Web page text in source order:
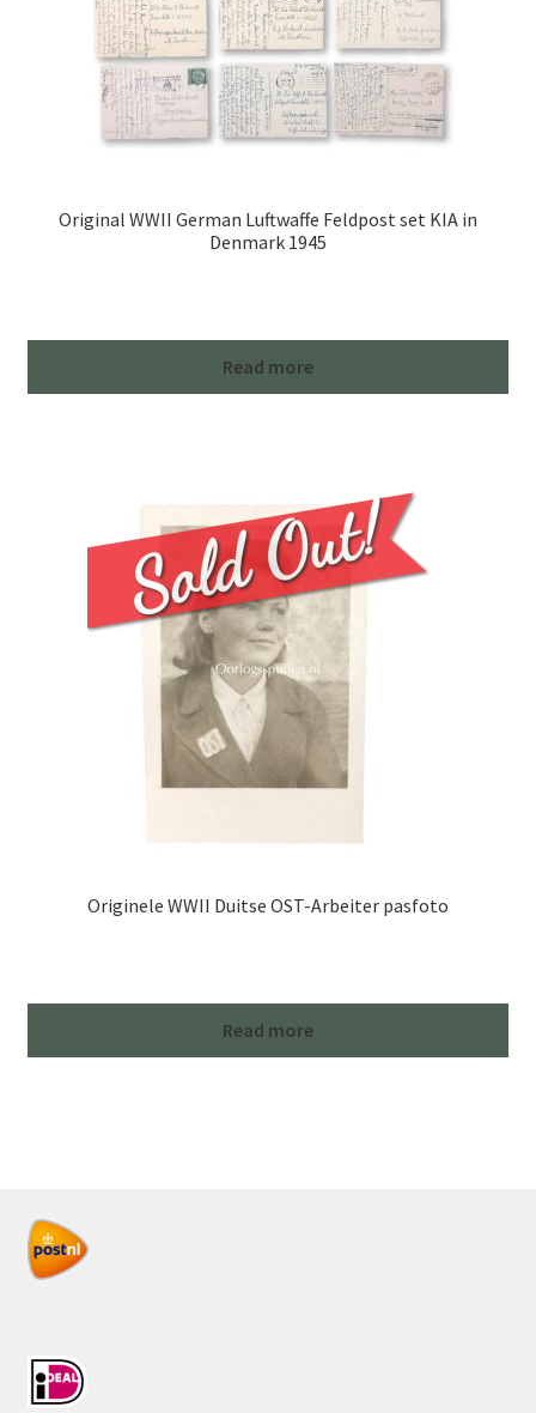
Original WWII German Luftwaffe Feldpost set KIA in
Denmark 1945
Read more
Originele WWII Duitse OST-Arbeiter pasfoto
Read more